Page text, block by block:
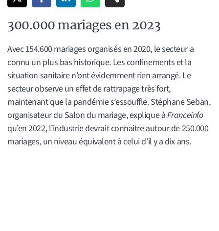
300.000 mariages en 2023
Avec 154.600 mariages organisés en 2020, le secteur a
connu un plus bas historique. Les confinements et la
situation sanitaire n’ont évidemment rien arrangé. Le
secteur observe un effet de rattrapage très fort,
maintenant que la pandémie s’essouffle. Stéphane Seban,
organisateur du Salon du mariage, explique àFranceinfo
qu’en 2022, l’industrie devrait connaitre autour de 250.000
mariages, un niveau équivalent à celui d’il y a dix ans.